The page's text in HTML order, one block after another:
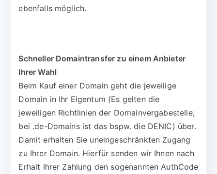
ebenfalls möglich.
Schneller Domaintransfer zu einem Anbieter
Ihrer Wahl
Beim Kauf einer Domain geht die jeweilige
Domain in Ihr Eigentum (Es gelten die
jeweiligen Richtlinien der Domainvergabestelle;
bei .de-Domains ist das bspw. die DENIC) über.
Damit erhalten Sie uneingeschränkten Zugang
zu Ihrer Domain. Hierfür senden wir Ihnen nach
Erhalt Ihrer Zahlung den sogenannten AuthCode